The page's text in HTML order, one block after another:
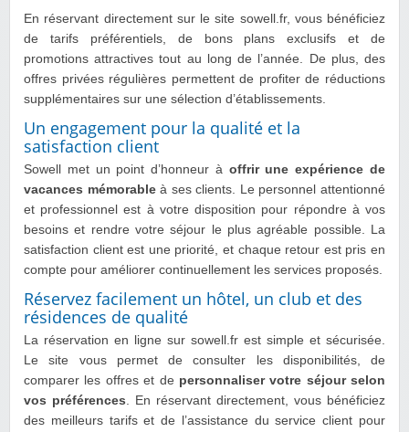
En réservant directement sur le site sowell.fr, vous bénéficiez
de tarifs préférentiels, de bons plans exclusifs et de
promotions attractives tout au long de l’année. De plus, des
offres privées régulières permettent de profiter de réductions
supplémentaires sur une sélection d’établissements.
Un engagement pour la qualité et la
satisfaction client
Sowell met un point d’honneur à offrir une expérience de
vacances mémorableà ses clients. Le personnel attentionné
et professionnel est à votre disposition pour répondre à vos
besoins et rendre votre séjour le plus agréable possible. La
satisfaction client est une priorité, et chaque retour est pris en
compte pour améliorer continuellement les services proposés.
Réservez facilement un hôtel, un club et des
résidences de qualité
La réservation en ligne sur sowell.fr est simple et sécurisée.
Le site vous permet de consulter les disponibilités, de
comparer les offres et de personnaliser votre séjour selon
vos préférences . En réservant directement, vous bénéficiez
des meilleurs tarifs et de l’assistance du service client pour